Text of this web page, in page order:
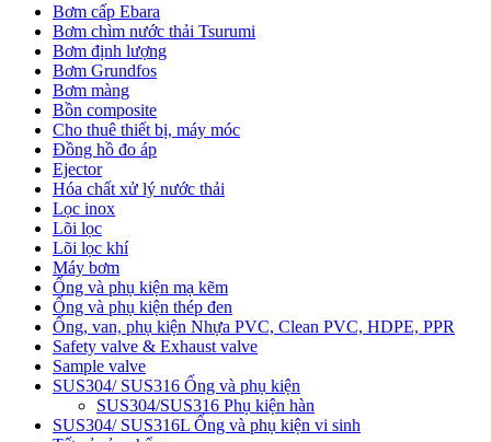
Bơm cấp Ebara
Bơm chìm nước thải Tsurumi
Bơm định lượng
Bơm Grundfos
Bơm màng
Bồn composite
Cho thuê thiết bị, máy móc
Đồng hồ đo áp
Ejector
Hóa chất xử lý nước thải
Lọc inox
Lõi lọc
Lõi lọc khí
Máy bơm
Ống và phụ kiện mạ kẽm
Ống và phụ kiện thép đen
Ống, van, phụ kiện Nhựa PVC, Clean PVC, HDPE, PPR
Safety valve & Exhaust valve
Sample valve
SUS304/ SUS316 Ống và phụ kiện
SUS304/SUS316 Phụ kiện hàn
SUS304/ SUS316L Ống và phụ kiện vi sinh